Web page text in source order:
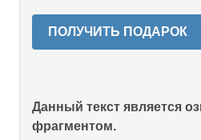
ПОЛУЧИТЬ ПОДАРОК
Данный текст является
фрагментом.